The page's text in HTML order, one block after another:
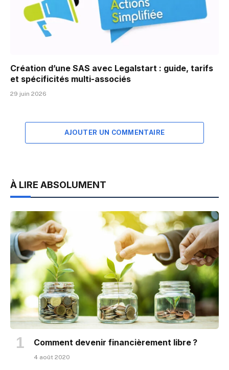
Création d’une SAS avec Legalstart : guide, tarifs
et spécificités multi-associés
29 juin 2026
AJOUTER UN COMMENTAIRE
À LIRE ABSOLUMENT
Comment devenir financièrement libre ?
4 août 2020